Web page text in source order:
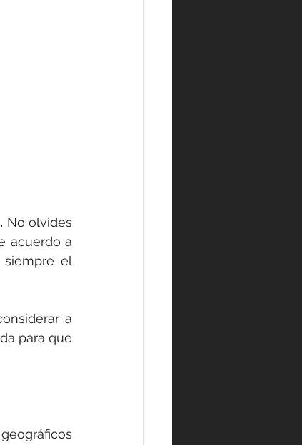
No olvides
acuerdo a
siempre el
a
para que